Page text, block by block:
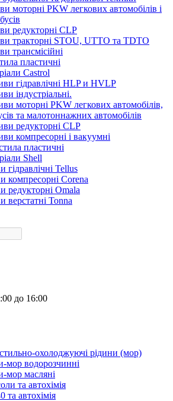
моторні PKW легкових автомобілів і
редукторні CLP
тракторні STOU, UTTO та TDTO
трансмісійні
пластичні
Castrol
гідравлічні HLP и HVLP
індустріальні.
моторні PKW легкових автомобілів,
та малотоннажних автомобілів
редукторні CLP
компресорні і вакуумні
пластичні
Shell
гідравлічні Tellus
компресорні Corena
редукторні Omala
верстатні Tonna
до 16:00
охолоджуючі рідини (мор)
мор водорозчинні
мор масляні
та автохімія
та автохімія